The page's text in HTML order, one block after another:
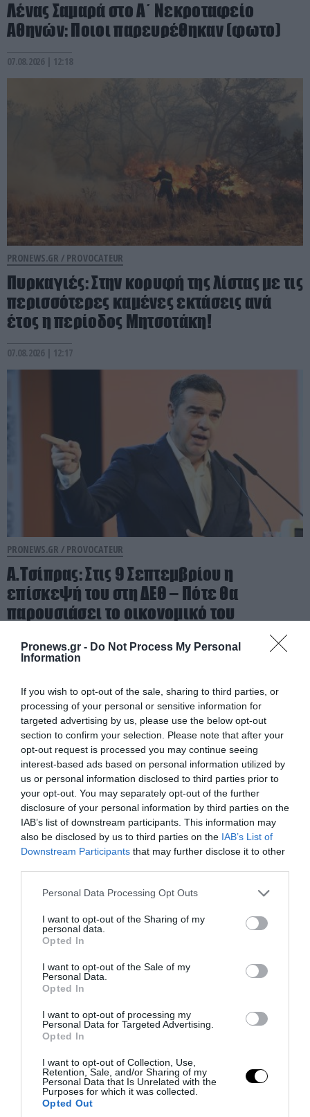
Pronews.gr - Do Not Process My Personal
Information
If you wish to opt-out of the sale, sharing to third parties, or
processing of your personal or sensitive information for
targeted advertising by us, please use the below opt-out
section to confirm your selection. Please note that after your
opt-out request is processed you may continue seeing
interest-based ads based on personal information utilized by
us or personal information disclosed to third parties prior to
your opt-out. You may separately opt-out of the further
disclosure of your personal information by third parties on the
IAB’s list of downstream participants. This information may
also be disclosed by us to third parties on the IAB’s List of
Downstream Participants that may further disclose it to other
Please note that this website/app uses one or more Google
not limited to your visit or usage behaviour. You may click to
grant or deny consent to Google and its third-party tags to
use your data for below specified purposes in below Google
consent section.
Personal Data Processing Opt Outs
I want to opt-out of the Sharing of my
personal data.
Opted In
I want to opt-out of the Sale of my
Personal Data.
Opted In
I want to opt-out of processing my
Personal Data for Targeted Advertising.
Opted In
I want to opt-out of Collection, Use,
Retention, Sale, and/or Sharing of my
Personal Data that Is Unrelated with the
Purposes for which it was collected.
Opted Out
Λένας Σαμαρά στο Α΄ Νεκροταφείο
Αθηνών: Ποιοι παρευρέθηκαν (φωτο)
07.08.2026 | 12:18
PRONEWS.GR / PROVOCATEUR
Πυρκαγιές: Στην κορυφή της λίστας με τις
περισσότερες καμένες εκτάσεις ανά
έτος η περίοδος Μητσοτάκη!
07.08.2026 | 12:17
PRONEWS.GR / PROVOCATEUR
Α.Τσίπρας: Στις 9 Σεπτεμβρίου η
επίσκεψή του στη ΔΕΘ – Πότε θα
παρουσιάσει το οικονομικό του
07.08.2026 | 11:42
PROVOCATEUR
Η απόλυρη διάλυση ενός κράτους: Ούτε
καν νέες πινακίδες κυκλοφορίας ΙΧ
μπορούν να εκδώσουν!